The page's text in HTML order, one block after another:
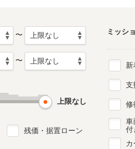
〜
〜
上限なし
残価・据置ローン
ミッシ
新
支
修
車
付